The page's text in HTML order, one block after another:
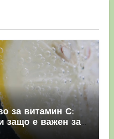
за витамин С:
защо е важен за